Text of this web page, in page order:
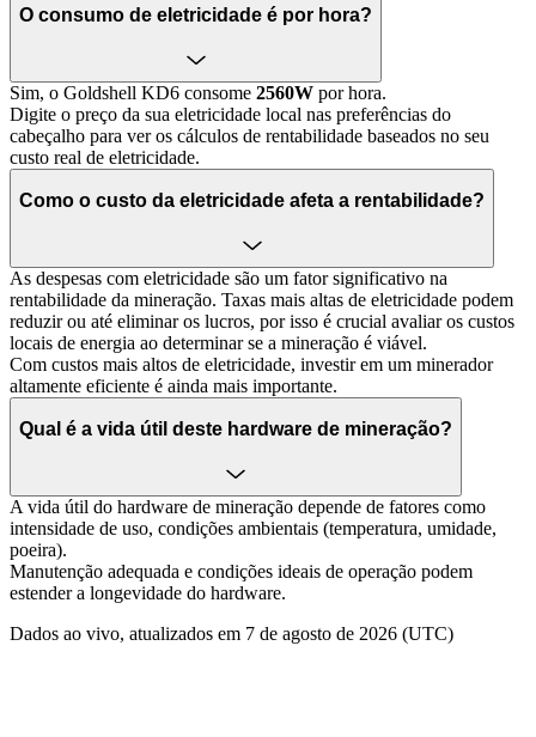
O consumo de eletricidade é por hora?
Sim, o Goldshell KD6 consome 2560W por hora.
Digite o preço da sua eletricidade local nas preferências do
cabeçalho para ver os cálculos de rentabilidade baseados no seu
custo real de eletricidade.
Como o custo da eletricidade afeta a rentabilidade?
As despesas com eletricidade são um fator significativo na
rentabilidade da mineração. Taxas mais altas de eletricidade podem
reduzir ou até eliminar os lucros, por isso é crucial avaliar os custos
locais de energia ao determinar se a mineração é viável.
Com custos mais altos de eletricidade, investir em um minerador
altamente eficiente é ainda mais importante.
Qual é a vida útil deste hardware de mineração?
A vida útil do hardware de mineração depende de fatores como
intensidade de uso, condições ambientais (temperatura, umidade,
poeira).
Manutenção adequada e condições ideais de operação podem
estender a longevidade do hardware.
Dados ao vivo, atualizados em 7 de agosto de 2026 (UTC)